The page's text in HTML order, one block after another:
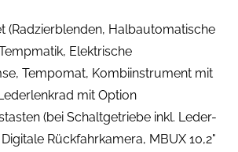
(Radzierblenden, Halbautomatische
Elektrische
Tempomat, Kombiinstrument mit
mit Option
(bei Schaltgetriebe inkl. Leder-
Rückfahrkamera, MBUX 10,2"